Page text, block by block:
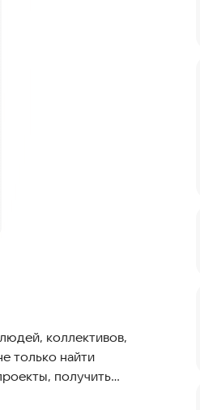
коллективов,
только найти
получить